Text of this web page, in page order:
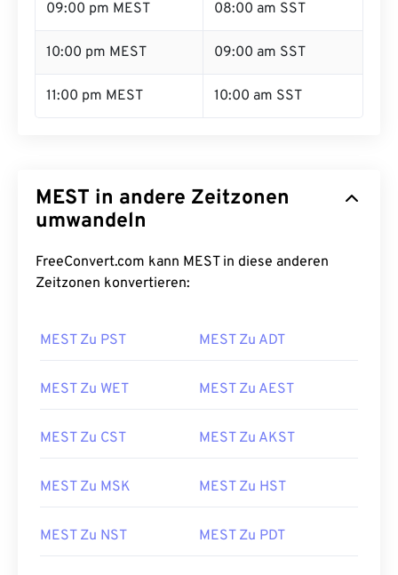
09:00 pm MEST 08:00 am SST
10:00 pm MEST 09:00 am SST
11:00 pm MEST 10:00 am SST
MEST in andere Zeitzonen
umwandeln
FreeConvert.com kann MEST in diese anderen
Zeitzonen konvertieren:
MEST Zu PST MEST Zu ADT
MEST Zu WET MEST Zu AEST
MEST Zu CST MEST Zu AKST
MEST Zu MSK MEST Zu HST
MEST Zu NST MEST Zu PDT